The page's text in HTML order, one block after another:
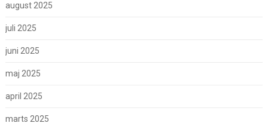
august 2025
juli 2025
juni 2025
maj 2025
april 2025
marts 2025